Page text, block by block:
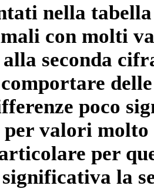
nella
con molti
seconda
poco
valori
per
la